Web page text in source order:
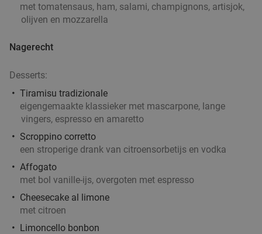
met tomatensaus, ham, salami, champignons, artisjok,
olijven en mozzarella
Nagerecht
Desserts:
Tiramisu tradizionale
eigengemaakte klassieker met mascarpone, lange
vingers, espresso en amaretto
Scroppino corretto
een stroperige drank van citroensorbetijs en vodka
Affogato
met bol vanille-ijs, overgoten met espresso
Cheesecake al limone
met citroen
Limoncello bonbon